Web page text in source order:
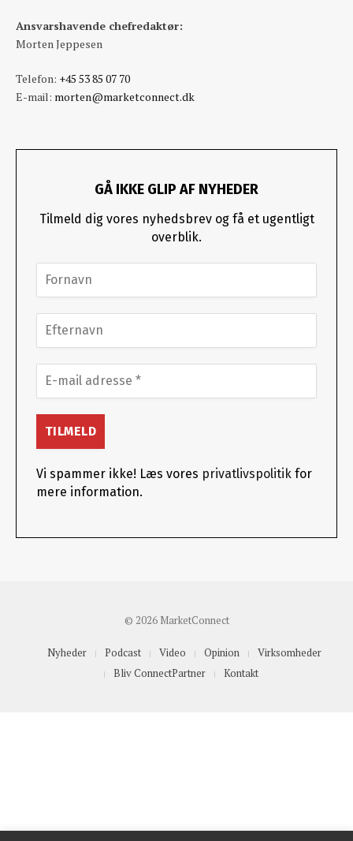
Ansvarshavende chefredaktør:
Morten Jeppesen
Telefon: +45 53 85 07 70
E-mail: morten@marketconnect.dk
GÅ IKKE GLIP AF NYHEDER
Tilmeld dig vores nyhedsbrev og få et ugentligt
overblik.
Vi spammer ikke! Læs vores privatlivspolitik for
mere information.
© 2026 MarketConnect
Nyheder Podcast Video Opinion
Virksomheder
Bliv ConnectPartner
Kontakt